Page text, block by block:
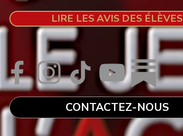
LIRE LES AVIS DES ÉLÈVES
CONTACTEZ-NOUS